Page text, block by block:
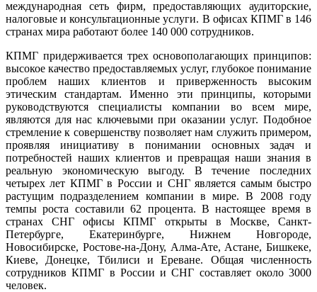
международная сеть фирм, предоставляющих аудиторские,
налоговые и консультационные услуги. В офисах КПМГ в 146
странах мира работают более 140 000 сотрудников.
КПМГ придерживается трех основополагающих принципов:
высокое качество предоставляемых услуг, глубокое понимание
проблем наших клиентов и приверженность высоким
этическим стандартам. Именно эти принципы, которыми
руководствуются специалисты компании во всем мире,
являются для нас ключевыми при оказании услуг. Подобное
стремление к совершенству позволяет нам служить примером,
проявляя инициативу в понимании основных задач и
потребностей наших клиентов и превращая наши знания в
реальную экономическую выгоду. В течение последних
четырех лет КПМГ в России и СНГ является самым быстро
растущим подразделением компании в мире. В 2008 году
темпы роста составили 62 процента. В настоящее время в
странах СНГ офисы КПМГ открыты в Москве, Санкт-
Петербурге, Екатеринбурге, Нижнем Новгороде,
Новосибирске, Ростове-на-Дону, Алма-Ате, Астане, Бишкеке,
Киеве, Донецке, Тбилиси и Ереване. Общая численность
сотрудников КПМГ в России и СНГ составляет около 3000
человек.